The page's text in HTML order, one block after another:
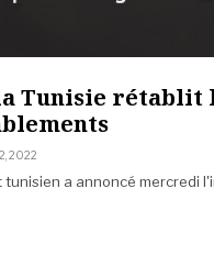
la Tunisie
2022
a annoncé mercredi